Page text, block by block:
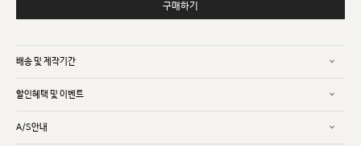
구매하기
배송 및 제작기간
할인혜택 및 이벤트
A/S안내